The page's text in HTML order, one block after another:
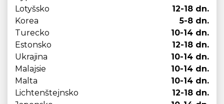
Lotyšsko
12-18 dn.
Korea
5-8 dn.
Turecko
10-14 dn.
Estonsko
12-18 dn.
Ukrajina
10-14 dn.
Malajsie
10-14 dn.
Malta
10-14 dn.
Lichtenštejnsko
12-18 dn.